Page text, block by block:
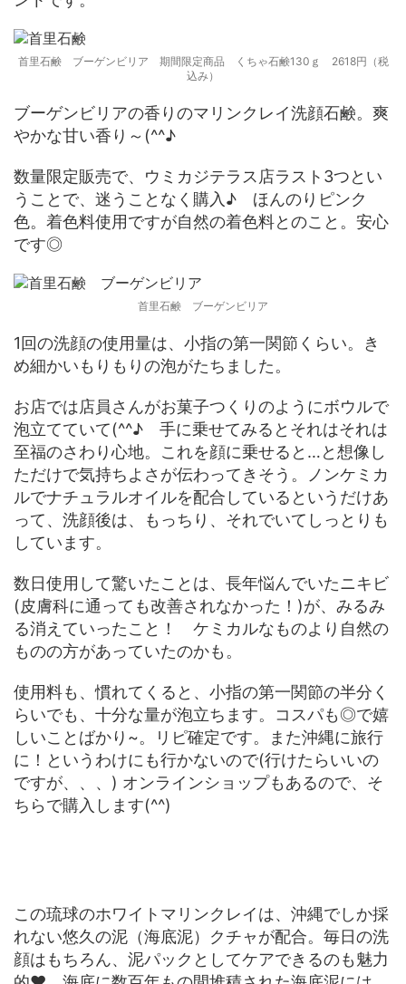
首里石鹸 ブーゲンビリア 期間限定商品 くちゃ石鹸130ｇ 2618円（税
込み）
ブーゲンビリアの香りのマリンクレイ洗顔石鹸。爽
やかな甘い香り～(^^♪
数量限定販売で、ウミカジテラス店ラスト3つとい
うことで、迷うことなく購入♪ ほんのりピンク
色。着色料使用ですが自然の着色料とのこと。安心
です◎
首里石鹸 ブーゲンビリア
1回の洗顔の使用量は、小指の第一関節くらい。き
め細かいもりもりの泡がたちました。
お店では店員さんがお菓子つくりのようにボウルで
泡立てていて(^^♪ 手に乗せてみるとそれはそれは
至福のさわり心地。これを顔に乗せると…と想像し
ただけで気持ちよさが伝わってきそう。ノンケミカ
ルでナチュラルオイルを配合しているというだけあ
って、洗顔後は、もっちり、それでいてしっとりも
しています。
数日使用して驚いたことは、長年悩んでいたニキビ
(皮膚科に通っても改善されなかった！)が、みるみ
る消えていったこと！ ケミカルなものより自然の
ものの方があっていたのかも。
使用料も、慣れてくると、小指の第一関節の半分く
らいでも、十分な量が泡立ちます。コスパも◎で嬉
しいことばかり~。リピ確定です。また沖縄に旅行
に！というわけにも行かないので(行けたらいいの
ですが、、、) オンラインショップもあるので、そ
ちらで購入します(^^)
この琉球のホワイトマリンクレイは、沖縄でしか採
れない悠久の泥（海底泥）クチャが配合。毎日の洗
顔はもちろん、泥パックとしてケアできるのも魅力